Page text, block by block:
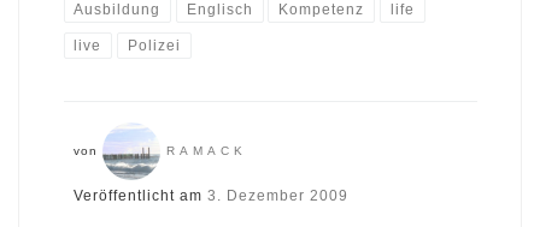
Ausbildung Englisch Kompetenz life
live Polizei
von RAMACK
Veröffentlicht am 3. Dezember 2009